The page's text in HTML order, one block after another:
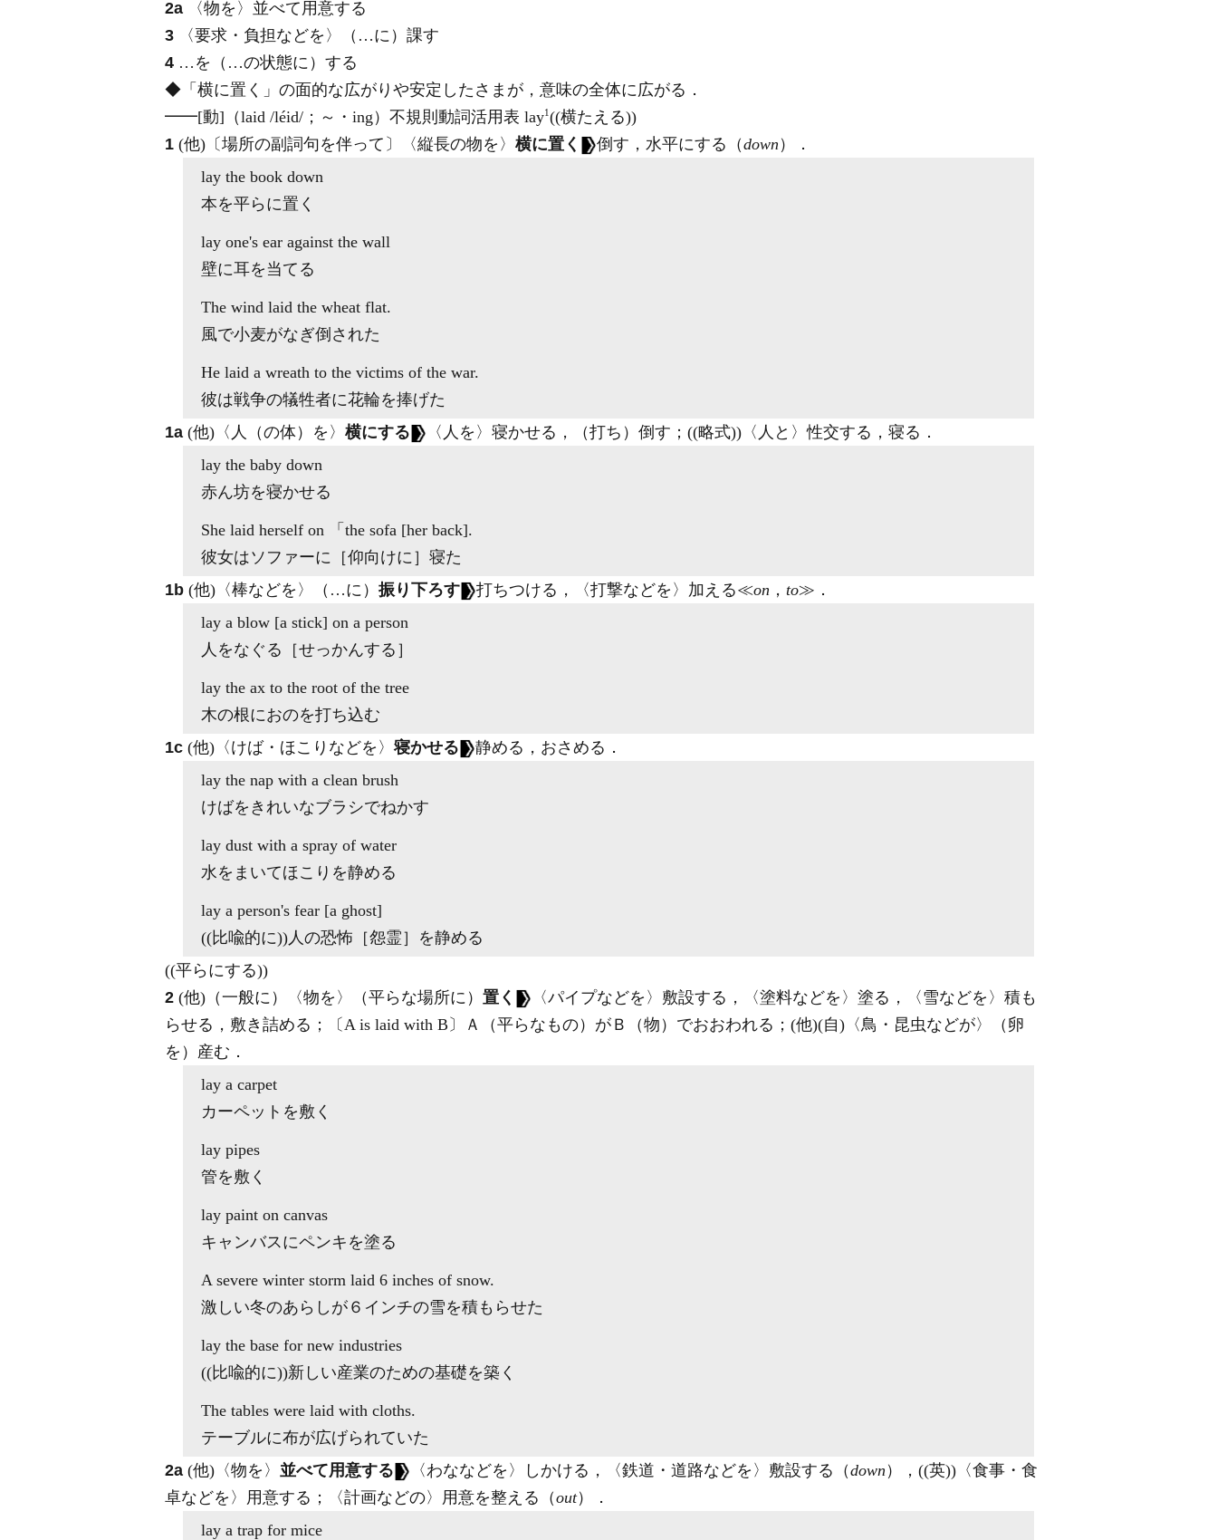
2a 〈物を〉並べて用意する
3 〈要求・負担などを〉（…に）課す
4 …を（…の状態に）する
◆「横に置く」の面的な広がりや安定したさまが，意味の全体に広がる．
━━[動] （laid /léid/ ；～・ing） 不規則動詞活用表 lay1((横たえる))
1 (他) 〔場所の副詞句を伴って〕〈縦長の物を〉 横に置く 倒す，水平にする（down ）
．
lay the book down
本を平らに置く
lay one's ear against the wall
壁に耳を当てる
The wind laid the wheat flat.
風で小麦がなぎ倒された
He laid a wreath to the victims of the war.
彼は戦争の犠牲者に花輪を捧げた
1a (他) 〈人（の体）を〉 横にする 〈人を〉寝かせる，（打ち）倒す；((略式))〈人と〉性交する，寝る ．
lay the baby down
赤ん坊を寝かせる
She laid herself on 「the sofa [her back].
彼女はソファーに［仰向けに］寝た
1b (他) 〈棒などを〉（…に） 振り下ろす 打ちつける，〈打撃などを〉加える≪on ， to≫ ．
lay a blow [a stick] on a person
人をなぐる［せっかんする］
lay the ax to the root of the tree
木の根におのを打ち込む
1c (他) 〈けば・ほこりなどを〉寝かせる 静める，おさめる ．
lay the nap with a clean brush
けばをきれいなブラシでねかす
lay dust with a spray of water
水をまいてほこりを静める
lay a person's fear [a ghost]
((比喩的に))人の恐怖［怨霊］を静める
((平らにする))
2 (他) （一般に）〈物を〉（平らな場所に） 置く
〈パイプなどを〉敷設する，〈塗料などを〉塗る，〈雪などを〉積も
らせる，敷き詰める；〔A is laid with B〕Ａ（平らなもの）がＢ（物）でおおわれる； (他)(自) 〈鳥・昆虫などが〉（卵
を）産む ．
lay a carpet
カーペットを敷く
lay pipes
管を敷く
lay paint on canvas
キャンバスにペンキを塗る
A severe winter storm laid 6 inches of snow.
激しい冬のあらしが６インチの雪を積もらせた
lay the base for new industries
((比喩的に))新しい産業のための基礎を築く
The tables were laid with cloths.
テーブルに布が広げられていた
2a (他) 〈物を〉 並べて用意する 〈わななどを〉しかける，〈鉄道・道路などを〉敷設する（down ），((英))〈食事・食
卓などを〉用意する；〈計画などの〉用意を整える（out）
．
lay a trap for mice